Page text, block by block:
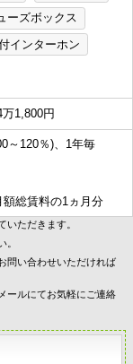
ーズボックス
インターホン
1,800円
～120％)、1年毎
総賃料の1ヵ月分
いただきます。
。
問い合わせいただければ
ールにてお気軽にご連絡